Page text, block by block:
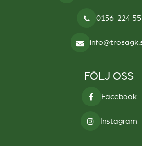
0156-224 55
FÖLJ OSS
Facebook
Instagram